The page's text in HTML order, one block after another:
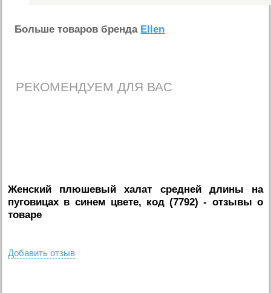
Больше товаров бренда Ellen
РЕКОМЕНДУЕМ ДЛЯ ВАС
Женский плюшевый халат средней длины на
пуговицах в синем цвете, код (7792) - отзывы о
товаре
Добавить отзыв